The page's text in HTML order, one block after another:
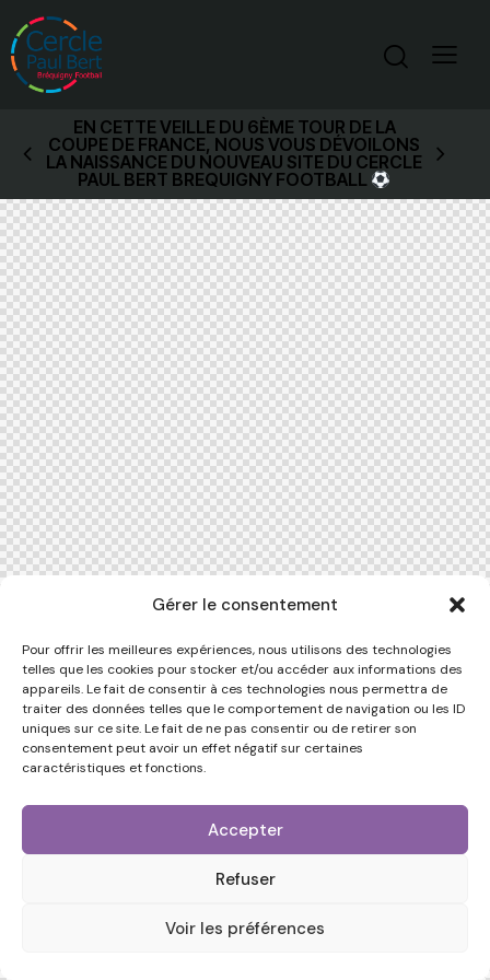
Gérer le consentement
Pour offrir les meilleures expériences, nous utilisons des technologies
telles que les cookies pour stocker et/ou accéder aux informations des
appareils. Le fait de consentir à ces technologies nous permettra de
traiter des données telles que le comportement de navigation ou les ID
uniques sur ce site. Le fait de ne pas consentir ou de retirer son
consentement peut avoir un effet négatif sur certaines
caractéristiques et fonctions.
Accepter
Refuser
Voir les préférences
EN CETTE VEILLE DU 6ÈME TOUR DE LA
COUPE DE FRANCE, NOUS VOUS DÉVOILONS
LA NAISSANCE DU NOUVEAU SITE DU CERCLE
PAUL BERT BREQUIGNY FOOTBALL